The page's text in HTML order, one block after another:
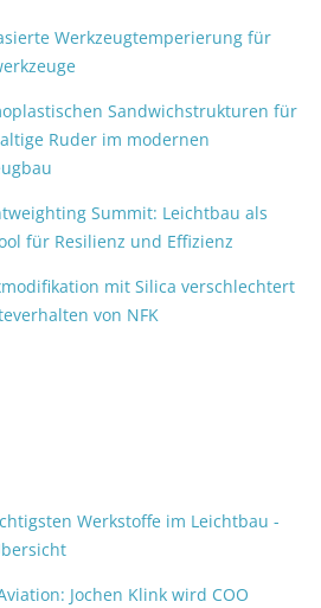
Werkzeugtemperierung für
Sandwichstrukturen für
Ruder im modernen
Summit: Leichtbau als
für Resilienz und Effizienz
mit Silica verschlechtert
von NFK
Werkstoffe im Leichtbau -
Jochen Klink wird COO